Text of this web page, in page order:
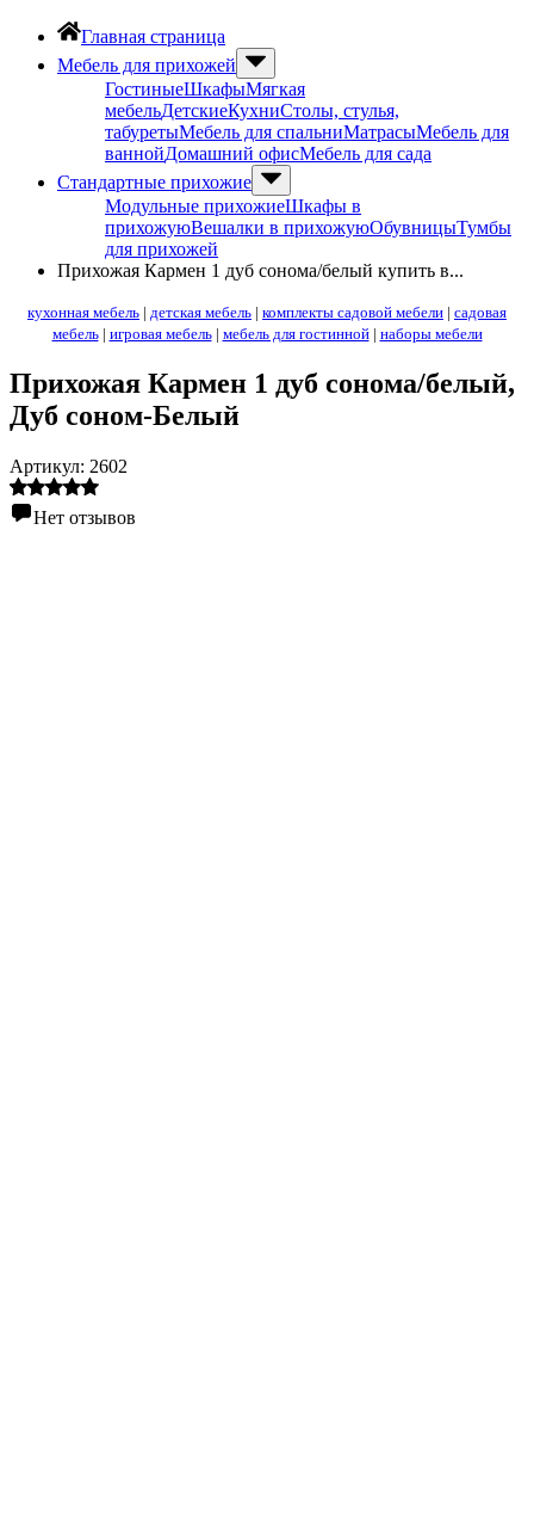
Главная страница
Мебель для прихожей
ГостиныеШкафыМягкая
мебельДетскиеКухниСтолы, стулья,
табуретыМебель для спальниМатрасыМебель для
ваннойДомашний офисМебель для сада
Стандартные прихожие
Модульные прихожиеШкафы в
прихожуюВешалки в прихожуюОбувницыТумбы
для прихожей
Прихожая Кармен 1 дуб сонома/белый купить в...
кухонная мебель | детская мебель | комплекты садовой мебели | садовая
мебель| игровая мебель| мебель для гостинной| наборы мебели
Прихожая Кармен 1 дуб сонома/белый,
Дуб соном-Белый
Артикул: 2602
Нет отзывов